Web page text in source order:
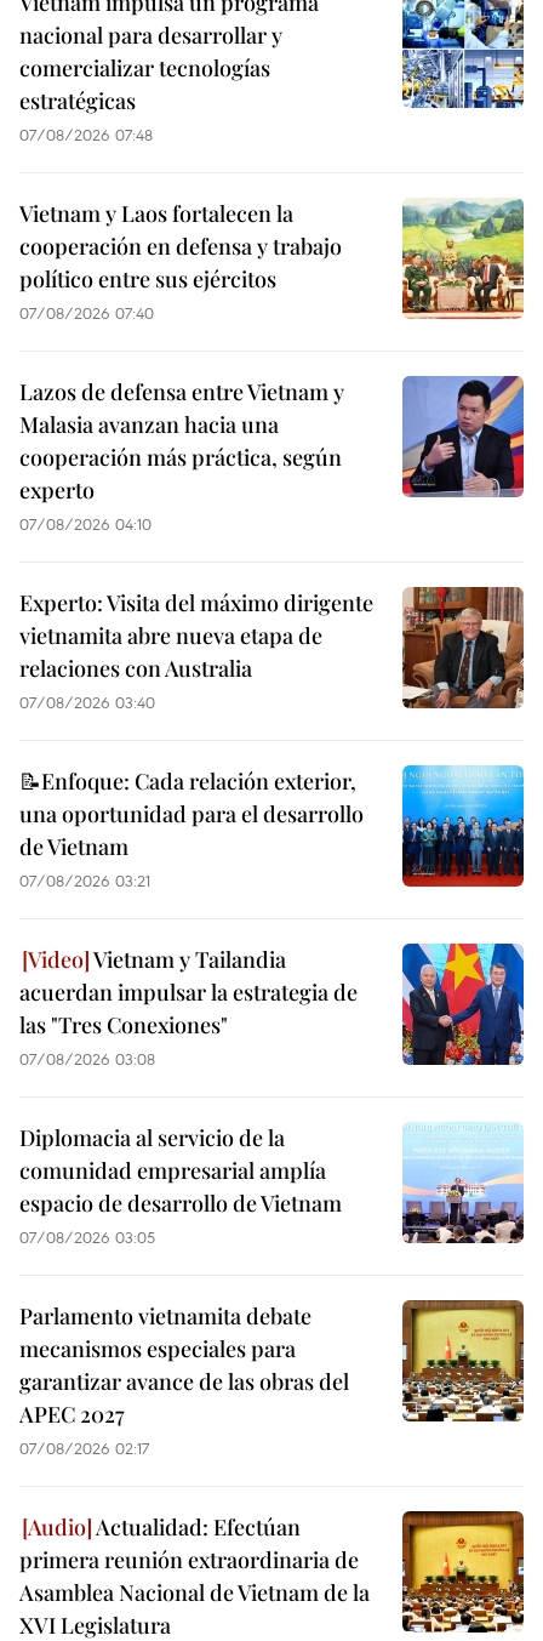
nacional para desarrollar y
comercializar tecnologías
estratégicas
07/08/2026 07:48
Vietnam y Laos fortalecen la
cooperación en defensa y trabajo
político entre sus ejércitos
07/08/2026 07:40
Lazos de defensa entre Vietnam y
Malasia avanzan hacia una
cooperación más práctica, según
experto
07/08/2026 04:10
Experto: Visita del máximo dirigente
vietnamita abre nueva etapa de
relaciones con Australia
07/08/2026 03:40
📝Enfoque: Cada relación exterior,
una oportunidad para el desarrollo
de Vietnam
07/08/2026 03:21
Vietnam y Tailandia
acuerdan impulsar la estrategia de
las "Tres Conexiones"
07/08/2026 03:08
Diplomacia al servicio de la
comunidad empresarial amplía
espacio de desarrollo de Vietnam
07/08/2026 03:05
Parlamento vietnamita debate
mecanismos especiales para
garantizar avance de las obras del
APEC 2027
07/08/2026 02:17
Actualidad: Efectúan
primera reunión extraordinaria de
Asamblea Nacional de Vietnam de la
XVI Legislatura